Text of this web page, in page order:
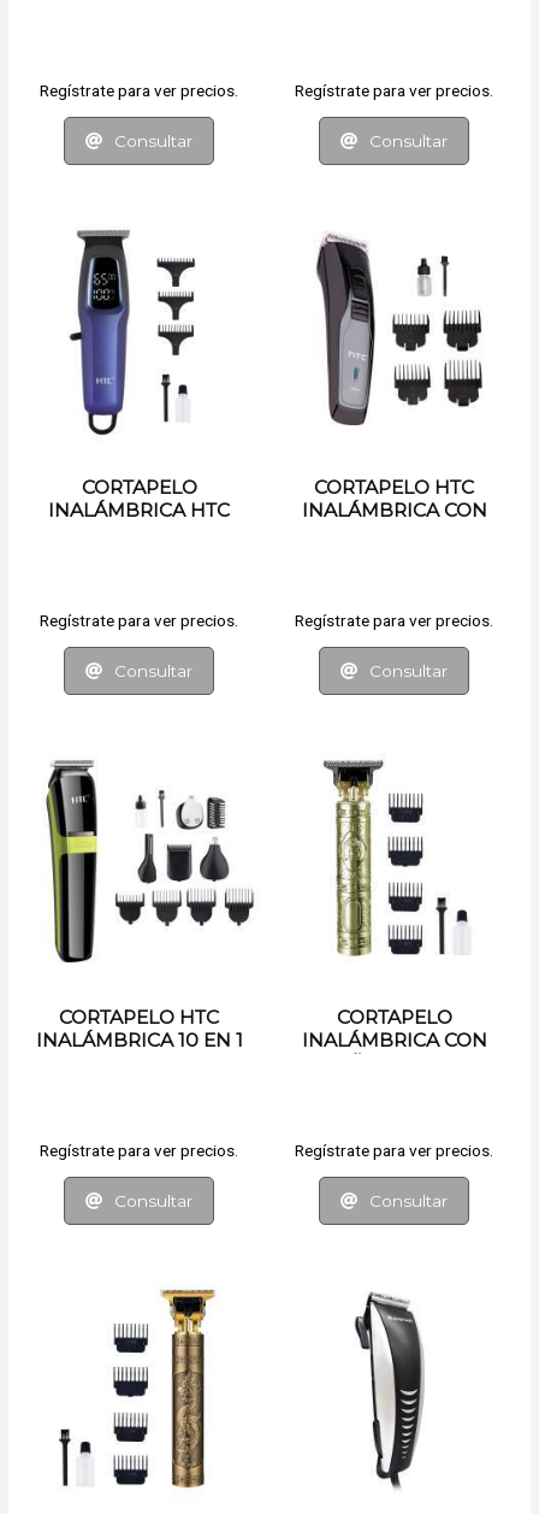
Regístrate para ver precios.
Consultar
Regístrate para ver precios.
Consultar
CORTAPELO
INALÁMBRICA HTC
Regístrate para ver precios.
Consultar
CORTAPELO HTC
INALÁMBRICA CON
Regístrate para ver precios.
Consultar
CORTAPELO HTC
INALÁMBRICA 10 EN 1
Regístrate para ver precios.
Consultar
CORTAPELO
INALÁMBRICA CON
Regístrate para ver precios.
Consultar